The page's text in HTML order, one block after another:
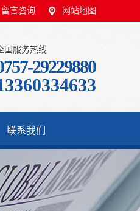
留言咨询 网站地图
国服务热线
29229880
联系我们